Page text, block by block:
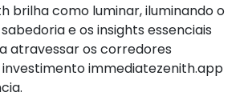
brilha como luminar, iluminando o
e os insights essenciais
atravessar os corredores
immediatezenith.app